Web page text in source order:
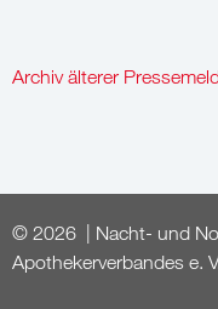
Archiv älterer
© 2026 | Nacht- und
Apothekerverbandes e.